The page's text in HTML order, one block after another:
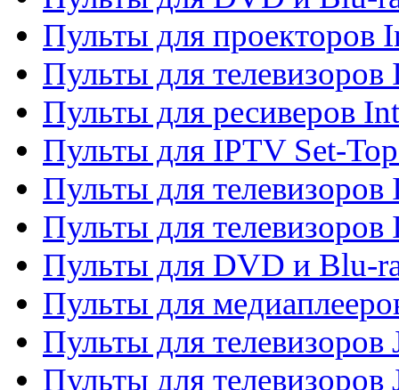
Пульты для проекторов
Пульты для
Пульты для ресиверов
Пульты для IPTV Set-
Пульты для телевизоров
Пульты для телевизоров
Пульты для DVD и Blu-
Пульты для
Пульты для телевизоров
Пульты для телевизоров